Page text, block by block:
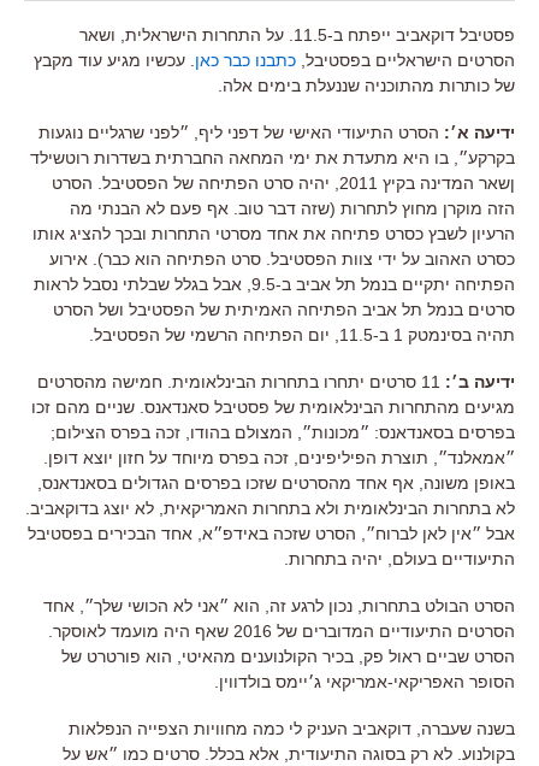
פסטיבל דוקאביב ייפתח ב-11.5. על התחרות הישראלית, ושאר
הסרטים הישראליים בפסטיבל, כתבנו כבר כאן . עכשיו מגיע עוד מקבץ
של כותרות מהתוכניה שננעלת בימים אלה.
ידיעה א׳: הסרט התיעודי האישי של דפני ליף, ״לפני שרגליים נוגעות
בקרקע״, בו היא מתעדת את ימי המחאה החברתית בשדרות רוטשילד
ןשאר המדינה בקיץ 2011, יהיה סרט הפתיחה של הפסטיבל. הסרט
הזה מוקרן מחוץ לתחרות (שזה דבר טוב. אף פעם לא הבנתי מה
הרעיון לשבץ כסרט פתיחה את אחד מסרטי התחרות ובכך להציג אותו
כסרט האהוב על ידי צוות הפסטיבל. סרט הפתיחה הוא כבר). אירוע
הפתיחה יתקיים בנמל תל אביב ב-9.5, אבל בגלל שבלתי נסבל לראות
סרטים בנמל תל אביב הפתיחה האמיתית של הפסטיבל ושל הסרט
תהיה בסינמטק 1 ב-11.5, יום הפתיחה הרשמי של הפסטיבל.
ידיעה ב׳:
11 סרטים יתחרו בתחרות הבינלאומית. חמישה מהסרטים
מגיעים מהתחרות הבינלאומית של פסטיבל סאנדאנס. שניים מהם זכו
בפרסים בסאנדאנס: ״מכונות״, המצולם בהודו, זכה בפרס הצילום;
״אמאלנד״, תוצרת הפיליפינים, זכה בפרס מיוחד על חזון יוצא דופן.
באופן משונה, אף אחד מהסרטים שזכו בפרסים הגדולים בסאנדאנס,
לא בתחרות הבינלאומית ולא בתחרות האמריקאית, לא יוצג בדוקאביב.
אבל ״אין לאן לברוח״, הסרט שזכה באידפ״א, אחד הבכירים בפסטיבל
התיעודיים בעולם, יהיה בתחרות.
הסרט הבולט בתחרות, נכון לרגע זה, הוא ״אני לא הכושי שלך״, אחד
הסרטים התיעודיים המדוברים של 2016 שאף היה מועמד לאוסקר.
הסרט שביים ראול פק, בכיר הקולנוענים מהאיטי, הוא פורטרט של
הסופר האפריקאי-אמריקאי ג׳יימס בולדווין.
בשנה שעברה, דוקאביב העניק לי כמה מחוויות הצפייה הנפלאות
בקולנוע. לא רק בסוגה התיעודית, אלא בכלל. סרטים כמו ״אש על